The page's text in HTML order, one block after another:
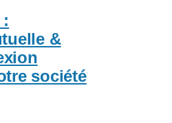
&
société